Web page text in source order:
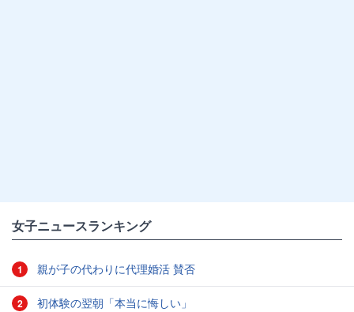
女子ニュースランキング
1 親が子の代わりに代理婚活 賛否
2 初体験の翌朝「本当に悔しい」